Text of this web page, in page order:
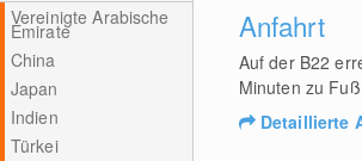
Vereinigte Arabische
Emirate
China
Japan
Indien
Türkei
Anfahrt
Auf der B22
Minuten zu
Detaillierte